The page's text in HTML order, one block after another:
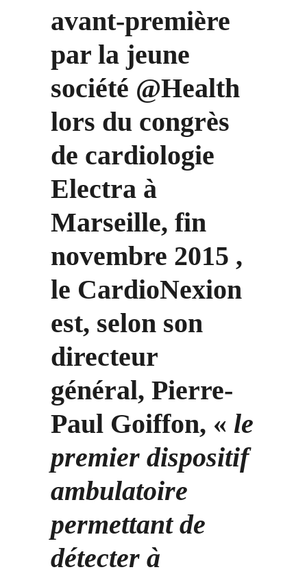
avant-première
par la jeune
société @Health
lors du congrès
de cardiologie
Electra à
Marseille, fin
novembre 2015 ,
le CardioNexion
est, selon son
directeur
général, Pierre-
Paul Goiffon, « le
premier dispositif
ambulatoire
permettant de
détecter à